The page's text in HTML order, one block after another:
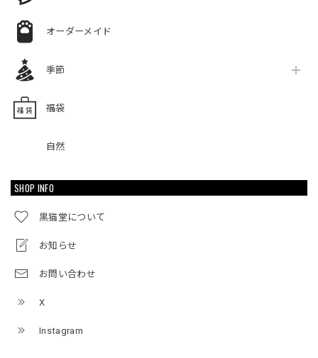
オーダーメイド
季節
福袋
自然
SHOP INFO
黒猫堂について
お知らせ
お問い合わせ
X
Instagram